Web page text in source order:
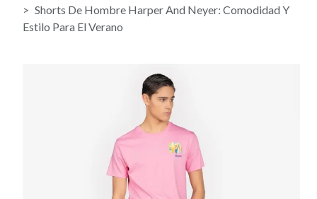
Shorts De Hombre Harper And Neyer: Comodidad Y
Estilo Para El Verano